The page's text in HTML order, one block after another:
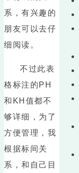
系，有兴趣的
朋友可以去仔
细阅读。
不过此表
格标注的PH
和KH值都不
够详细，为了
方便管理，我
根据标间关
系，和自己目